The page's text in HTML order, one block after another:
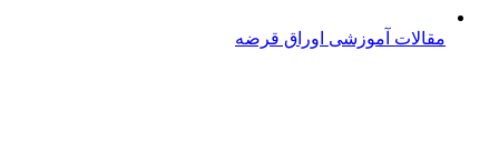
مقالات آموزشی اوراق قرضه